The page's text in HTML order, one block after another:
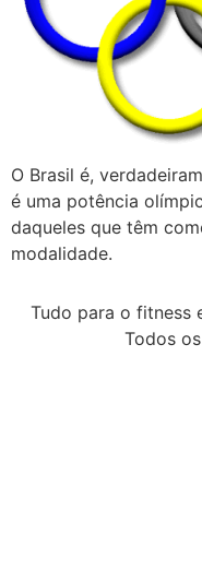
O Brasil é,
é uma potência
daqueles que têm
modalidade.
Tudo para o fitness
Todos